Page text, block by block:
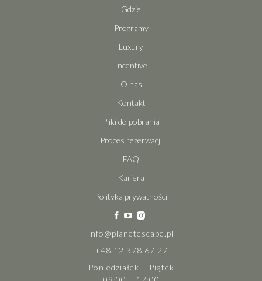
Gdzie
Programy
Luxury
Incentive
O nas
Kontakt
Pliki do pobrania
Proces rezerwacji
FAQ
Kariera
Polityka prywatności
info@planetescape.pl
+48 12 378 67 27
Poniedziałek – Piątek